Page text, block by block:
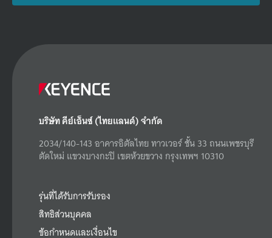
บริษัท คีย์เอ็นซ์ (ไทยแลนด์) จำกัด
2034/140-143 อาคารอิตัลไทย ทาวเวอร์ ชั้น 33 ถนนเพชรบุรี
ตัดใหม่ แขวงบางกะปิ เขตห้วยขวาง กรุงเทพฯ 10310
รุ่นที่ได้รับการรับรอง
สิทธิส่วนบุคคล
ข้อกำหนดและเงื่อนไข